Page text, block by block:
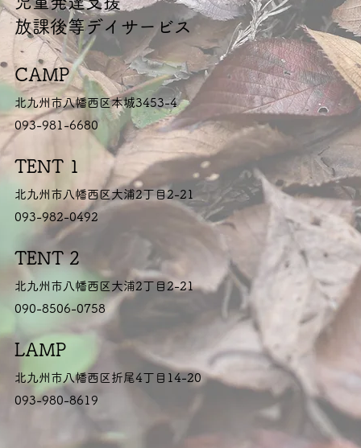
放課後等デイサービス
CAMP
北九州市八幡西区本城3453-4
093-981-6680
TENT 1
北九州市八幡西区大浦2丁目2-21
093-982-0492
LAMP
北九州市八幡西区折尾4丁目14-20
093-980-8619
TENT 2
北九州市八幡西区大浦2丁目2-21
090-8506-0758